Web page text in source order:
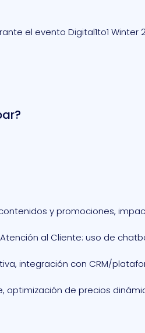
el evento Digital1to1 Winter
y promociones,
al Cliente: uso de
integración con CRM/
optimización de precios